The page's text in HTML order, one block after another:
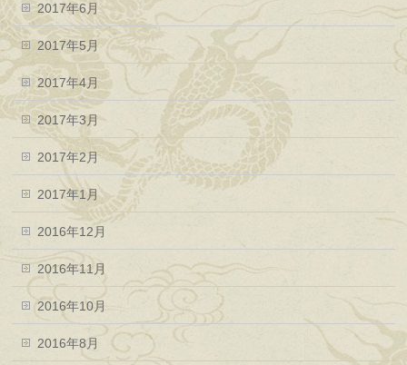
2017年6月
2017年5月
2017年4月
2017年3月
2017年2月
2017年1月
2016年12月
2016年11月
2016年10月
2016年8月